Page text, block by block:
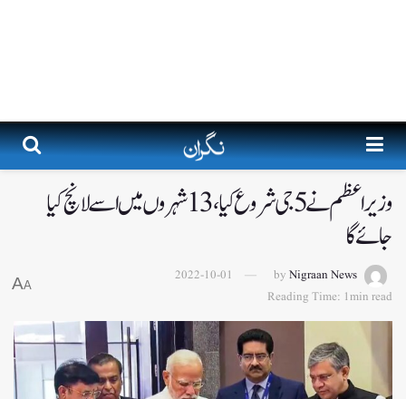
وزیر اعظم نے 5جی شروع کیا،13 شہروں میں اسے لانچ کیا
جائے گا
by Nigraan News
2022-10-01
Reading Time: 1min read
A
A